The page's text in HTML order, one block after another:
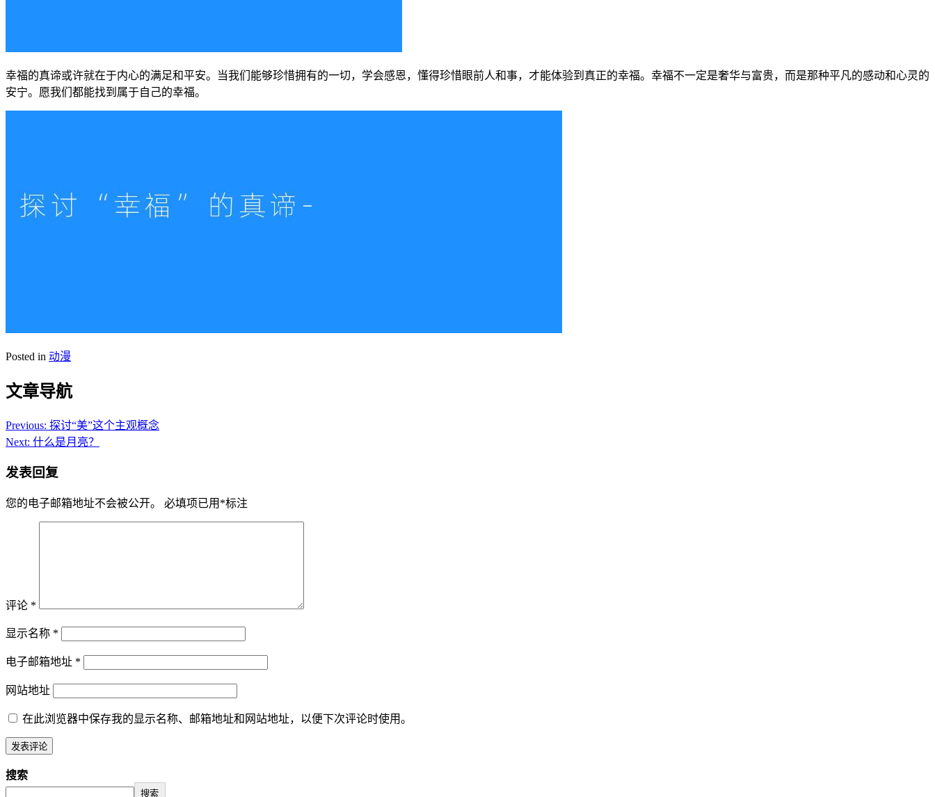
幸福的真谛或许就在于内心的满足和平安。当我们能够珍惜拥有的一切，学会感恩，懂得珍惜眼前人和事，才能体验到真正的幸福。幸福不一定是奢华与富贵，而是那种平凡的感动和心灵的
安宁。愿我们都能找到属于自己的幸福。
Posted in 动漫
文章导航
Previous: 探讨“美”这个主观概念
Next: 什么是月亮？
发表回复
您的电子邮箱地址不会被公开。 必填项已用 *标注
评论 *
显示名称 *
电子邮箱地址 *
网站地址
在此浏览器中保存我的显示名称、邮箱地址和网站地址，以便下次评论时使用。
搜索
搜索